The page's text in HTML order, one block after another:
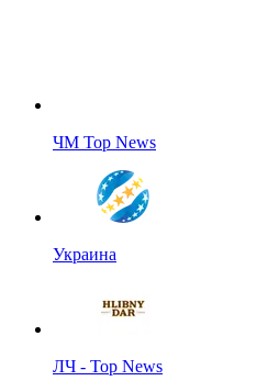
ЧМ Top News
Украина
ЛЧ - Top News